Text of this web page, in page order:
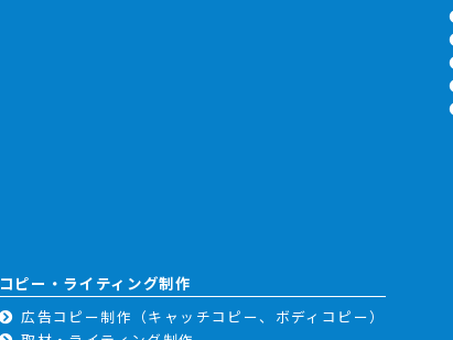
コピー・ライティング制作
広告コピー制作（キャッチコピー、ボディコピー）